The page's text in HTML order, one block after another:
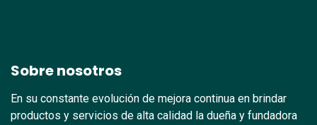
Sobre nosotros
En su constante evolución de mejora continua en brindar
productos y servicios de alta calidad la dueña y fundadora